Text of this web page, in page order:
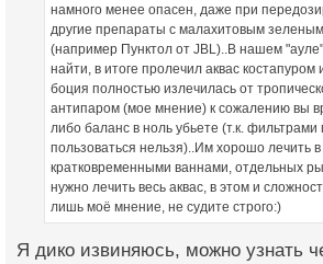
намного менее опасен, даже при
другие препараты с малахитовым
(например Пунктол от JBL)..В нашем
найти, в итоге пролечил аквас костапуром
боция полностью излечилась от
антипаром (мое мнение) к сожалению вы
либо баланс в ноль убьете (т.к. фильтрами
пользоваться нельзя)..Им хорошо лечить в
кратковременными ваннами, отдельных
нужно лечить весь аквас, в этом и
лишь моё мнение, не судите строго:)
Я дико извиняюсь, можно узнать